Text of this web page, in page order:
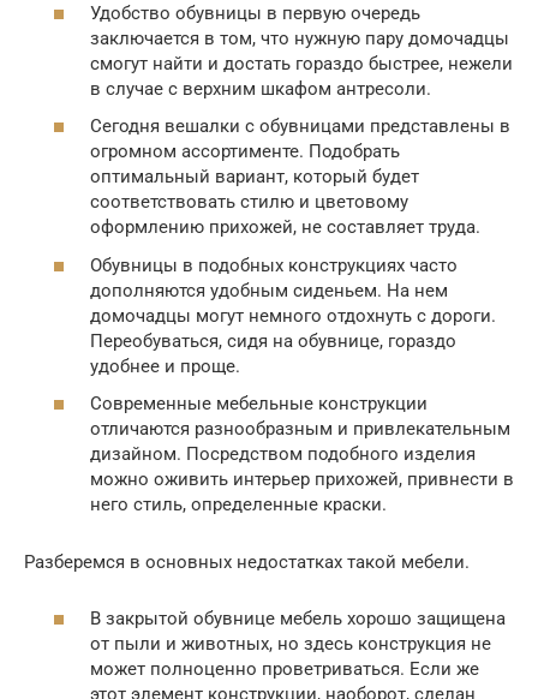
Удобство обувницы в первую очередь
заключается в том, что нужную пару домочадцы
смогут найти и достать гораздо быстрее, нежели
в случае с верхним шкафом антресоли.
Сегодня вешалки с обувницами представлены в
огромном ассортименте. Подобрать
оптимальный вариант, который будет
соответствовать стилю и цветовому
оформлению прихожей, не составляет труда.
Обувницы в подобных конструкциях часто
дополняются удобным сиденьем. На нем
домочадцы могут немного отдохнуть с дороги.
Переобуваться, сидя на обувнице, гораздо
удобнее и проще.
Современные мебельные конструкции
отличаются разнообразным и привлекательным
дизайном. Посредством подобного изделия
можно оживить интерьер прихожей, привнести в
него стиль, определенные краски.
Разберемся в основных недостатках такой мебели.
В закрытой обувнице мебель хорошо защищена
от пыли и животных, но здесь конструкция не
может полноценно проветриваться. Если же
этот элемент конструкции, наоборот, сделан